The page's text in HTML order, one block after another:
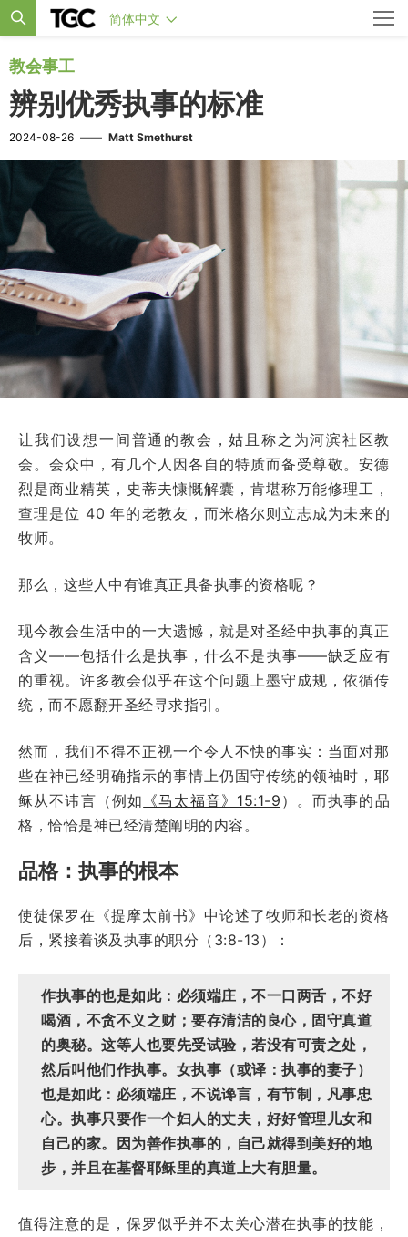
简体中文
教会事工
辨别优秀执事的标准
2024-08-26 —— Matt Smethurst
让我们设想一间普通的教会，姑且称之为河滨社区教
会。会众中，有几个人因各自的特质而备受尊敬。安德
烈是商业精英，史蒂夫慷慨解囊，肯堪称万能修理工，
查理是位 40 年的老教友，而米格尔则立志成为未来的
牧师。
那么，这些人中有谁真正具备执事的资格呢？
现今教会生活中的一大遗憾，就是对圣经中执事的真正
含义——包括什么是执事，什么不是执事——缺乏应有
的重视。许多教会似乎在这个问题上墨守成规，依循传
统，而不愿翻开圣经寻求指引。
然而，我们不得不正视一个令人不快的事实：当面对那
些在神已经明确指示的事情上仍固守传统的领袖时，耶
稣从不讳言（例如 《马太福音》15:1-9 ）。而执事的品
格，恰恰是神已经清楚阐明的内容。
品格：执事的根本
使徒保罗在《提摩太前书》中论述了牧师和长老的资格
后，紧接着谈及执事的职分（3:8-13）：
作执事的也是如此：必须端庄，不一口两舌，不好
喝酒，不贪不义之财；要存清洁的良心，固守真道
的奥秘。这等人也要先受试验，若没有可责之处，
然后叫他们作执事。女执事（或译：执事的妻子）
也是如此：必须端庄，不说谗言，有节制，凡事忠
心。执事只要作一个妇人的丈夫，好好管理儿女和
自己的家。因为善作执事的，自己就得到美好的地
步，并且在基督耶稣里的真道上大有胆量。
值得注意的是，保罗似乎并不太关心潜在执事的技能，